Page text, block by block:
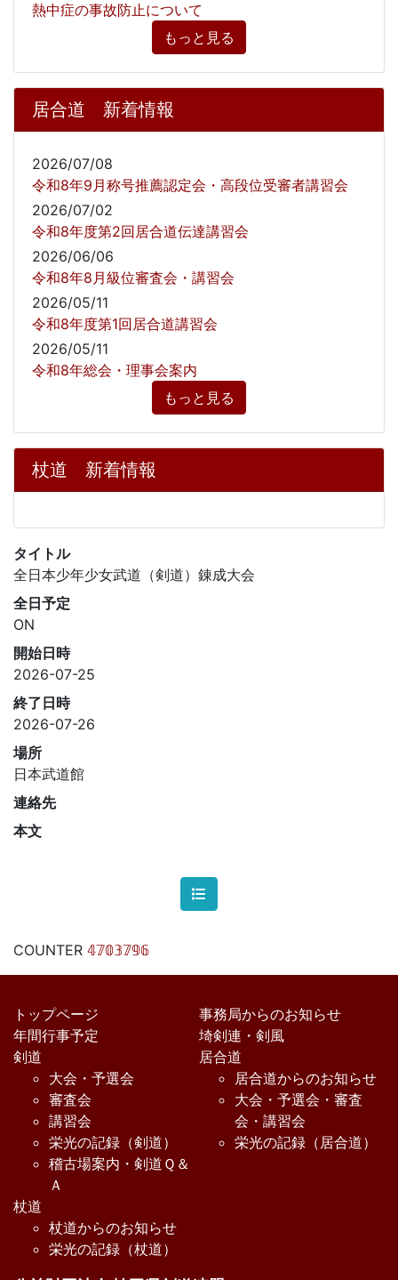
タイトル
全日本少年少女武道（剣道）錬成大会
全日予定
ON
開始日時
2026-07-25
終了日時
2026-07-26
場所
日本武道館
連絡先
本文
COUNTER 𝟜𝟟𝟘𝟛𝟟𝟡𝟞
熱中症の事故防止について
もっと見る
居合道 新着情報
2026/07/08
令和8年9月称号推薦認定会・高段位受審者講習会
2026/07/02
令和8年度第2回居合道伝達講習会
2026/06/06
令和8年8月級位審査会・講習会
2026/05/11
令和8年度第1回居合道講習会
2026/05/11
令和8年総会・理事会案内
もっと見る
杖道 新着情報
トップページ
事務局からのお知らせ
年間行事予定
埼剣連・剣風
剣道
大会・予選会
審査会
講習会
栄光の記録（剣道）
稽古場案内・剣道Ｑ＆
Ａ
居合道
居合道からのお知らせ
大会・予選会・審査
会・講習会
栄光の記録（居合道）
杖道
杖道からのお知らせ
栄光の記録（杖道）